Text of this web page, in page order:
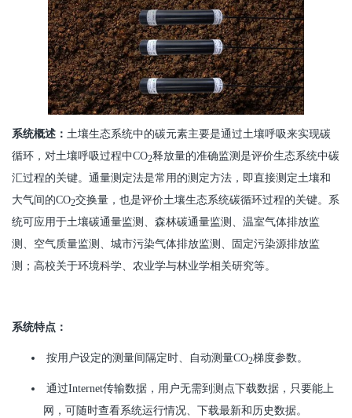
系统概述： 土壤生态系统中的碳元素主要是通过土壤呼吸来实现碳
循环，对土壤呼吸过程中CO2释放量的准确监测是评价生态系统中碳
汇过程的关键。通量测定法是常用的测定方法，即直接测定土壤和
大气间的CO2交换量，也是评价土壤生态系统碳循环过程的关键。系
统可应用于土壤碳通量监测、森林碳通量监测、温室气体排放监
测、空气质量监测、城市污染气体排放监测、固定污染源排放监
测；高校关于环境科学、农业学与林业学相关研究等。
系统特点：
按用户设定的测量间隔定时、自动测量CO2梯度参数。
通过Internet传输数据，用户无需到测点下载数据，只要能上
网，可随时查看系统运行情况、下载最新和历史数据。